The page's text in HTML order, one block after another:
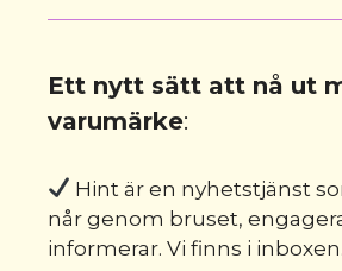
Ett nytt sätt att nå ut
varumärke:
Hint är en nyhetstjänst
når genom bruset,
informerar. Vi finns i inboxen.